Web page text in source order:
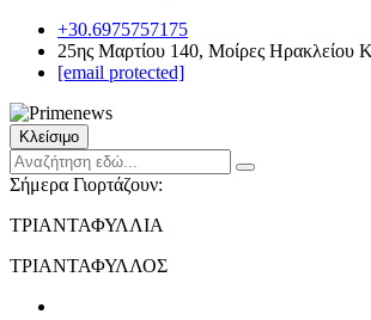
+30.6975757175
25ης Μαρτίου 140, Μοίρες Ηρακλείου
[email protected]
Κλείσιμο
Σήμερα Γιορτάζουν:
ΤΡΙΑΝΤΑΦΥΛΛΙΑ
ΤΡΙΑΝΤΑΦΥΛΛΟΣ